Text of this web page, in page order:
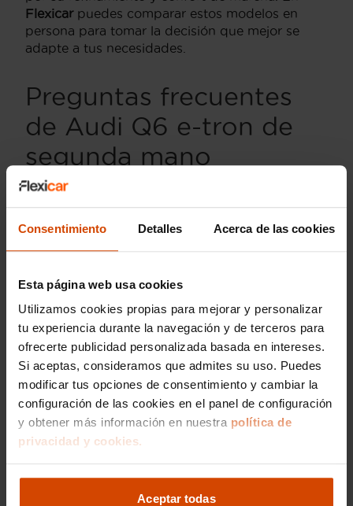
Consentimiento Detalles Acerca de las cookies
Esta página web usa cookies
Utilizamos cookies propias para mejorar y personalizar
tu experiencia durante la navegación y de terceros para
ofrecerte publicidad personalizada basada en intereses.
Si aceptas, consideramos que admites su uso. Puedes
modificar tus opciones de consentimiento y cambiar la
configuración de las cookies en el panel de configuración
y obtener más información en nuestra política de
privacidad y cookies.
Aceptar todas
Flexicarpuedes comparar estos modelos en
persona para tomar la decisión que mejor se
adapte a tus necesidades.
Preguntas frecuentes
de Audi Q6 e-tron de
segunda mano
¿El Audi Q6 e-tron es un buen
coche de segunda mano?
un SUV eléctrico de lujo. Al adquirirlo de
última generación con un precio mucho más
competitivo que el de una unidad nueva.
¿Son fiables los Audi Q6 e-tron?
Lafiabilidad del Audi Q6 e-tronestá respaldada
por la sólida ingeniería de la marca. Al tener
menos piezas móviles que un coche de
combustión, el desgaste mecánico es menor.
Además, Audi ofrece constantesactualizaciones
para optimizar su rendimiento.